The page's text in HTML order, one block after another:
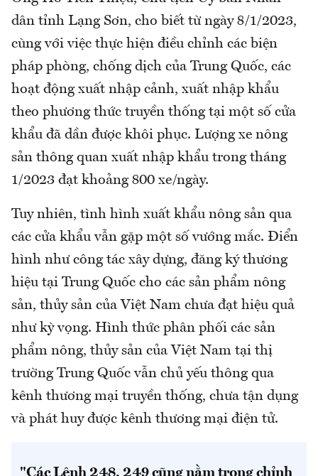
dân tỉnh Lạng Sơn, cho biết từ ngày 8/1/2023,
cùng với việc thực hiện điều chỉnh các biện
pháp phòng, chống dịch của Trung Quốc, các
hoạt động xuất nhập cảnh, xuất nhập khẩu
theo phương thức truyền thống tại một số cửa
khẩu đã dần được khôi phục. Lượng xe nông
sản thông quan xuất nhập khẩu trong tháng
1/2023 đạt khoảng 800 xe/ngày.
Tuy nhiên, tình hình xuất khẩu nông sản qua
các cửa khẩu vẫn gặp một số vướng mắc. Điển
hình như công tác xây dựng, đăng ký thương
hiệu tại Trung Quốc cho các sản phẩm nông
sản, thủy sản của Việt Nam chưa đạt hiệu quả
như kỳ vọng. Hình thức phân phối các sản
phẩm nông, thủy sản của Việt Nam tại thị
trường Trung Quốc vẫn chủ yếu thông qua
kênh thương mại truyền thống, chưa tận dụng
và phát huy được kênh thương mại điện tử.
"Các Lệnh 248, 249 cũng nằm trong chỉnh